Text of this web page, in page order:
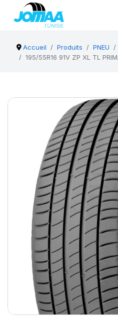
Accueil Produits PNEU
195/55R16 91V ZP XL TL